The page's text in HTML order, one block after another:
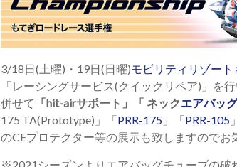
3/18日(土曜) ・19日(日曜)モビリティリゾート
「レーシングサービス (クイックリペア) 」を
併せて 「hit-airサポート」「 ネック エアバッグ
175 TA(Prototype) 」「PRR-175 」「PRR-105
のCEプロテクター等の展示も致しますのでお
※2021 シーズンよりエアバッグチューブの破